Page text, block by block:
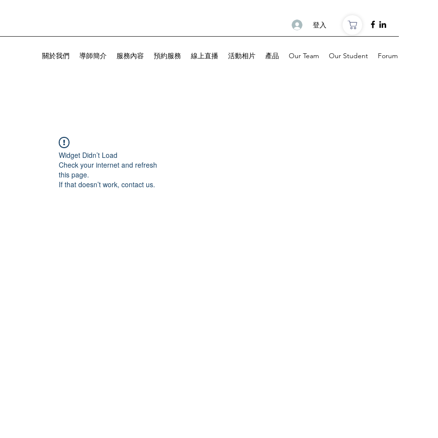
登入
關於我們 導師簡介 服務內容 預約服務 線上直播 活動相片 產品 Our Team Our Student Forum
Widget Didn’t Load
Check your internet and refresh
this page.
If that doesn’t work, contact us.